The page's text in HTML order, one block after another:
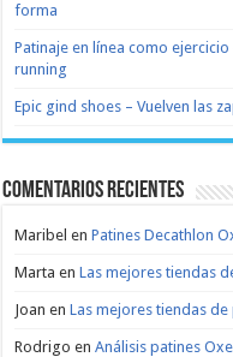
forma
Patinaje en línea como
running
Epic gind shoes – Vuelven las
Comentarios recientes
Maribel enPatines Decathlon
Marta enLas mejores tiendas
Joan enLas mejores tiendas
Rodrigo enAnálisis patines